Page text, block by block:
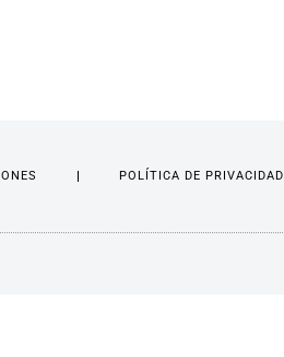
POLÍTICA DE PRIVACIDAD